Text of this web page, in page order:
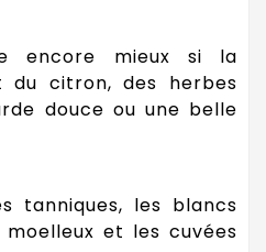
encore mieux si la
du citron, des herbes
douce ou une belle
tanniques, les blancs
et les cuvées